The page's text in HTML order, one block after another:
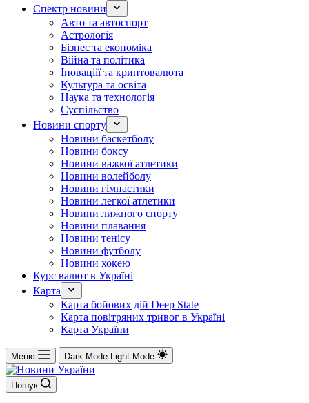
Спектр новини
Авто та автоспорт
Астрологія
Бізнес та економіка
Війна та політика
Іноваціії та криптовалюта
Культура та освіта
Наука та технологія
Суспільство
Новини спорту
Новини баскетболу
Новини боксу
Новини важкої атлетики
Новини волейболу
Новини гімнастики
Новини легкої атлетики
Новини лижного спорту
Новини плавання
Новини тенісу
Новини футболу
Новини хокею
Курс валют в Україні
Карта
Карта бойових дій Deep State
Карта повітряних тривог в Україні
Карта України
Меню Dark Mode Light Mode
Пошук